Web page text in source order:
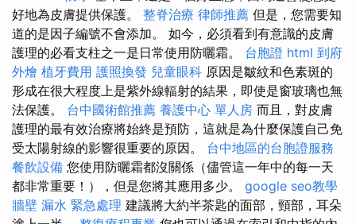
好地為皮膚提供保護。 整脊治療 律師推薦 但是，您需要知
道的是因子編號不會添加。 如今，必須看到有意識的皮膚
護理的必看支柱之一是日常使用防曬霜。 台胞證 html 到府
外燴 植牙費用 護照換發 兒童眼科 原因是皺紋和色素斑的
形成在很大程度上是紫外線輻射的結果，即使是窗玻璃也無
法保護。 台中國術館推薦 養護中心 單人房 而且，對皮膚
護理的最有效治療將始終是預防，這就是為什麼保護自己免
受太陽射線的影響很重要的原因。 台中地區的台胞證服務
餐飲設備 您使用防曬霜都沒關係（儘管這一年中的每一天
都非常重要！），但是您將其應用多少。 google seo教學
牆壁 漏水 緊急處理 建議將大約半茶匙的面部，頸部，耳朵